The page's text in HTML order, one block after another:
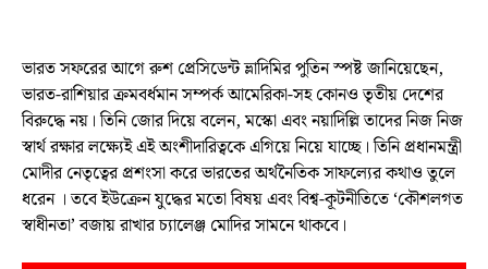
ভারত সফরের আগে রুশ প্রেসিডেন্ট ভ্লাদিমির পুতিন স্পষ্ট জানিয়েছেন,
ভারত-রাশিয়ার ক্রমবর্ধমান সম্পর্ক আমেরিকা-সহ কোনও তৃতীয় দেশের
বিরুদ্ধে নয়। তিনি জোর দিয়ে বলেন, মস্কো এবং নয়াদিল্লি তাদের নিজ নিজ
স্বার্থ রক্ষার লক্ষ্যেই এই অংশীদারিত্বকে এগিয়ে নিয়ে যাচ্ছে। তিনি প্রধানমন্ত্রী
মোদীর নেতৃত্বের প্রশংসা করে ভারতের অর্থনৈতিক সাফল্যের কথাও তুলে
ধরেন । তবে ইউক্রেন যুদ্ধের মতো বিষয় এবং বিশ্ব-কূটনীতিতে ‘কৌশলগত
স্বাধীনতা’ বজায় রাখার চ্যালেঞ্জ মোদির সামনে থাকবে।